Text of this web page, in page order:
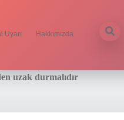
Uyarı Hakkımızda
uzak durmalıdır